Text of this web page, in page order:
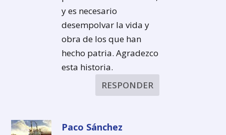
y es necesario
desempolvar la vida y
obra de los que han
hecho patria. Agradezco
esta historia.
RESPONDER
Paco Sánchez